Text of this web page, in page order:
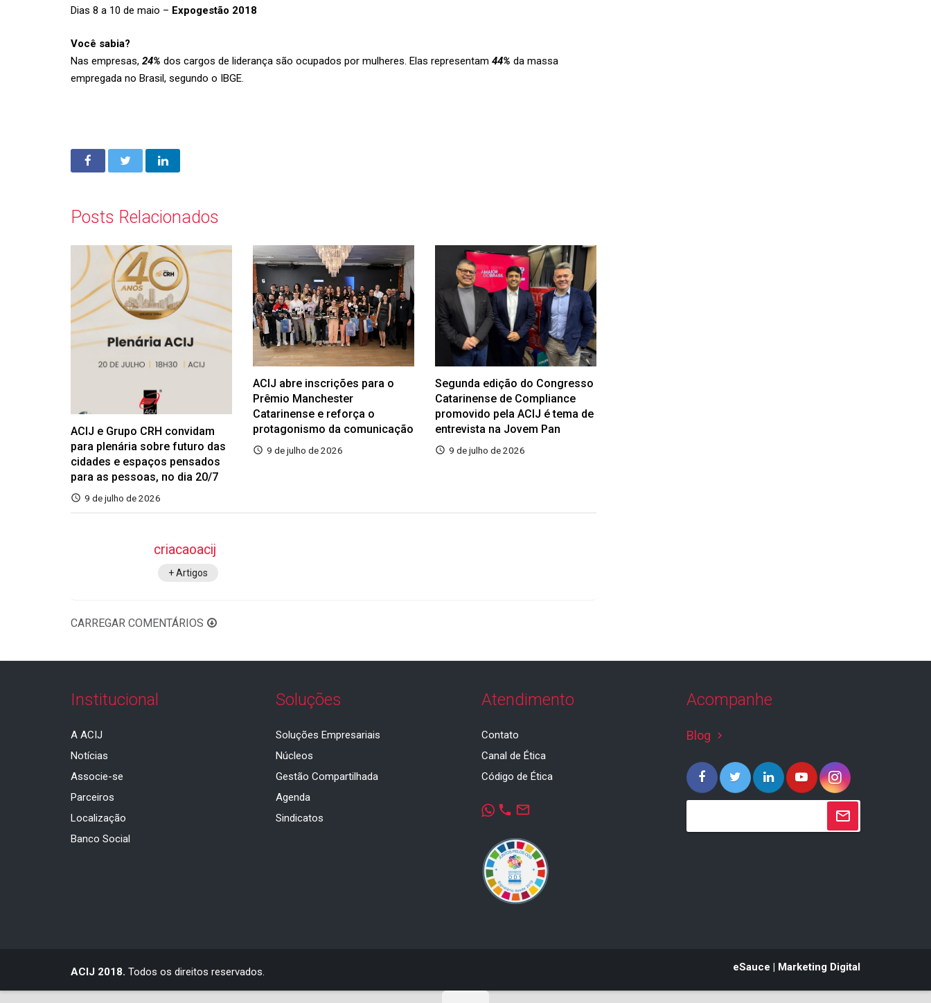
Dias 8 a 10 de maio – Expogestão 2018
Você sabia?
Nas empresas, 24% dos cargos de liderança são ocupados por mulheres. Elas representam 44% da massa
empregada no Brasil, segundo o IBGE.
Posts Relacionados
ACIJ e Grupo CRH convidam
para plenária sobre futuro das
cidades e espaços pensados
para as pessoas, no dia 20/7
9 de julho de 2026
ACIJ abre inscrições para o
Prêmio Manchester
Catarinense e reforça o
protagonismo da comunicação
9 de julho de 2026
Segunda edição do Congresso
Catarinense de Compliance
promovido pela ACIJ é tema de
entrevista na Jovem Pan
9 de julho de 2026
criacaoacij
+ Artigos
CARREGAR COMENTÁRIOS
Institucional
A ACIJ
Notícias
Associe-se
Parceiros
Localização
Banco Social
Soluções
Soluções Empresariais
Núcleos
Gestão Compartilhada
Agenda
Sindicatos
Atendimento
Contato
Canal de Ética
Código de Ética
phone mail_outline
Acompanhe
Blog keyboard_arrow_right
ACIJ 2018. Todos os direitos reservados. eSauce | Marketing Digital